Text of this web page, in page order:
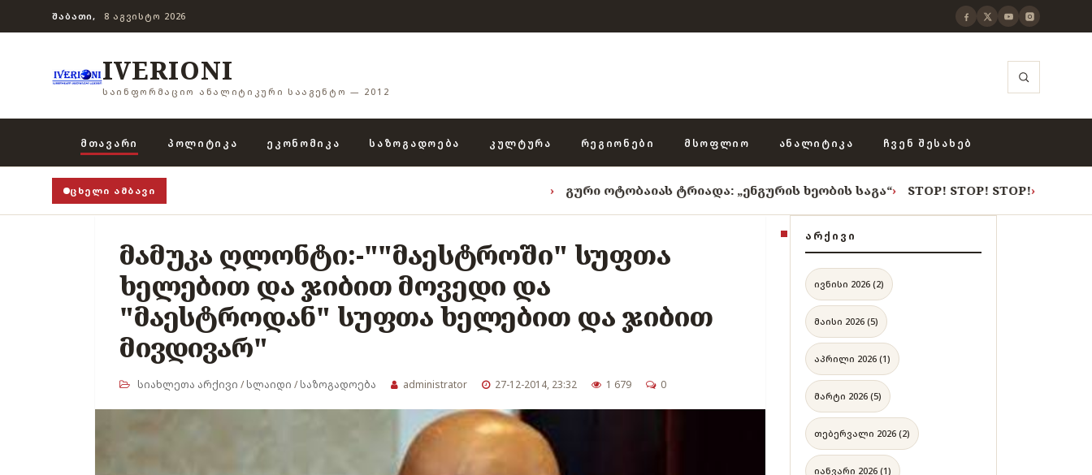
ᲨᲐᲑᲐᲗᲘ, 8 ᲐᲒᲕᲘᲡᲢᲝ 2026
IVERIONI
ᲡᲐᲘᲜᲤᲝᲠᲛᲐᲪᲘᲝ ᲐᲜᲐᲚᲘᲢᲘᲙᲣᲠᲘ ᲡᲐᲐᲒᲔᲜᲢᲝ — 2012
ᲛᲗᲐᲕᲐᲠᲘ ᲞᲝᲚᲘᲢᲘᲙᲐ ᲔᲙᲝᲜᲝᲛᲘᲙᲐ ᲡᲐᲖᲝᲒᲐᲓᲝᲔᲑᲐ ᲙᲣᲚᲢᲣᲠᲐ ᲠᲔᲒᲘᲝᲜᲔᲑᲘ ᲛᲡᲝᲤᲚᲘᲝ ᲐᲜᲐᲚᲘᲢᲘᲙᲐ ᲩᲕᲔᲜ ᲨᲔᲡᲐᲮᲔᲑ
ᲪᲮᲔᲚᲘ ᲐᲛᲑᲐᲕᲘ გური ოტობაიას ტრიადა: „ენგურის ხეობის საგა“› STOP! STOP! STOP!› როცა
მამუკა ღლონტი:-""მაესტროში" სუფთა
ხელებით და ჯიბით მოვედი და
"მაესტროდან" სუფთა ხელებით და ჯიბით
მივდივარ"
სიახლეთა არქივი /სლაიდი /საზოგადოება administrator 27-12-2014, 23:32 1 679 0
ᲐᲠᲥᲘᲕᲘ
ივნისი 2026 (2)
მაისი 2026 (5)
აპრილი 2026 (1)
მარტი 2026 (5)
თებერვალი 2026 (2)
იანვარი 2026 (1)